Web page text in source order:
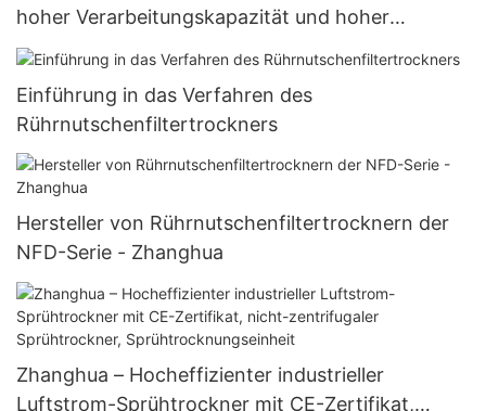
hoher Verarbeitungskapazität und hoher
Geschwindigkeit, nicht-zentrifugal, Luftstrom-
Sprühtrockner, Sprühtrocknungseinheit
Einführung in das Verfahren des
Rührnutschenfiltertrockners
Hersteller von Rührnutschenfiltertrocknern der
NFD-Serie - Zhanghua
Zhanghua – Hocheffizienter industrieller
Luftstrom-Sprühtrockner mit CE-Zertifikat,